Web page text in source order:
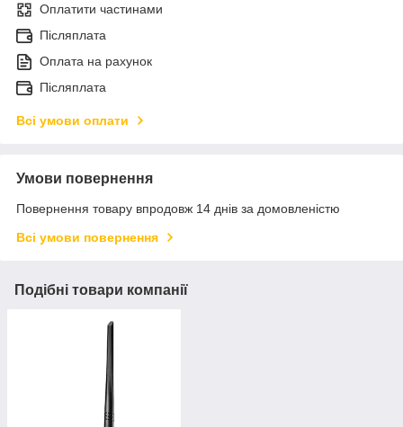
Оплатити частинами
Післяплата
Оплата на рахунок
Післяплата
Всі умови оплати
Умови повернення
Повернення товару впродовж 14 днів за домовленістю
Всі умови повернення
Подібні товари компанії